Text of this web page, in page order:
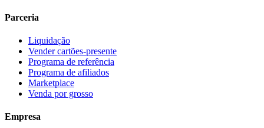
Parceria
Liquidação
Vender cartões-presente
Programa de referência
Programa de afiliados
Marketplace
Venda por grosso
Empresa